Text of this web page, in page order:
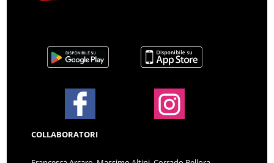
COLLABORATORI